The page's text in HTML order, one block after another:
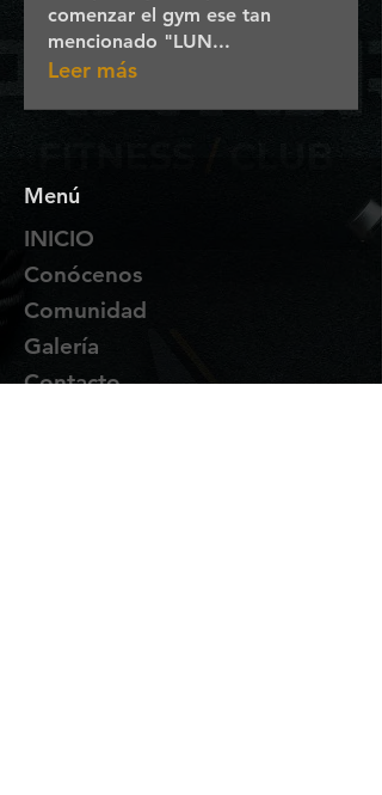
comenzar el gym ese tan
mencionado "LUN...
Leer más
Menú
INICIO
Conócenos
Comunidad
Galería
Contacto